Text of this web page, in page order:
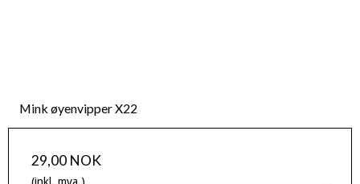
Mink øyenvipper X22
29,00 NOK